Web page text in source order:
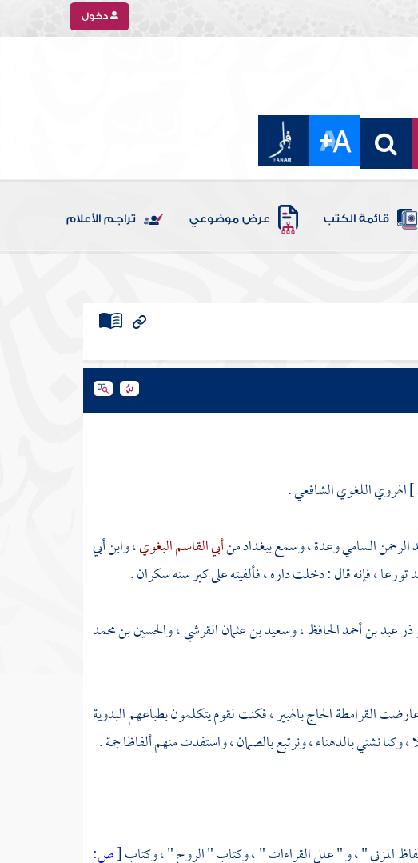
دخول
قائمة الكتب عرض موضوعي تراجم الأعلام
الهروي اللغوي الشافعي .
الساميوعدة ، وسمعببغدادمنأبي القاسم البغوي،وابن أبي
تورعا ، فإنه قال : دخلت داره ، فألفيته على كبر سنه سكران .
ذر عبد بن أحمد الحافظ،وسعيد بن عثمان القرشي،والحسين بن محمد
عارضتالقرامطةالحاجبالهبير، فكنت لقوم يتكلمون بطباعهم البدوية
وكنا نشتيبالدهناء، ونرتبعبالصمان، واستفدت منهم ألفاظا جمة .
المزني" ، و " علل القراءات " ، وكتاب " الروح " ، وكتاب[ص: